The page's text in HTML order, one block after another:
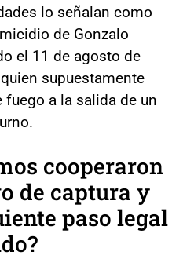
lo señalan como
de Gonzalo
el 11 de agosto de
supuestamente
fuego a la salida de un
cooperaron
de captura y
paso legal